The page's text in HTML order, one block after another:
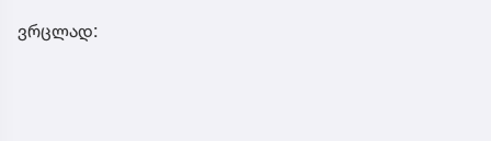
ვრცლად: